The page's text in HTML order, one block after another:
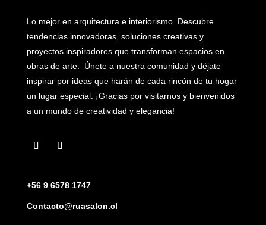
Lo mejor en arquitectura e interiorismo. Descubre
tendencias innovadoras, soluciones creativas y
proyectos inspiradores que transforman espacios en
obras de arte. Únete a nuestra comunidad y déjate
inspirar por ideas que harán de cada rincón de tu hogar
un lugar especial. ¡Gracias por visitarnos y bienvenidos
a un mundo de creatividad y elegancia!
+56 9 6578 1747
Contacto@ruasalon.cl